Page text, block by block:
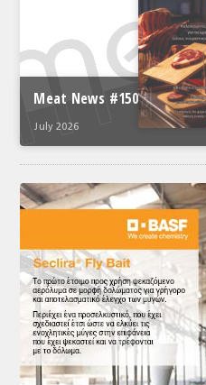
Meat News #150
July 2026